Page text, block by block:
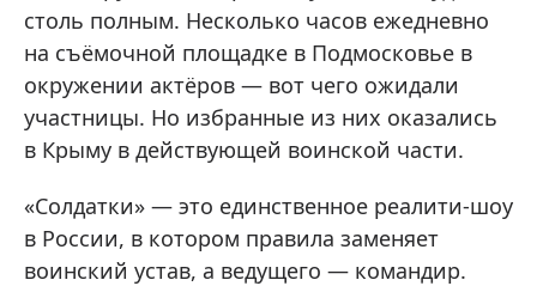
столь полным. Несколько часов ежедневно
на съёмочной площадке в Подмосковье в
окружении актёров — вот чего ожидали
участницы. Но избранные из них оказались
в Крыму в действующей воинской части.
«Солдатки» — это единственное реалити-шоу
в России, в котором правила заменяет
воинский устав, а ведущего — командир.